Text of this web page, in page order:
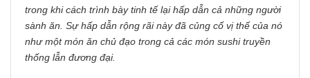
trong khi cách trình bày tinh tế lại hấp dẫn cả những người
sành ăn. Sự hấp dẫn rộng rãi này đã củng cố vị thế của nó
như một món ăn chủ đạo trong cả các món sushi truyền
thống lẫn đương đại.